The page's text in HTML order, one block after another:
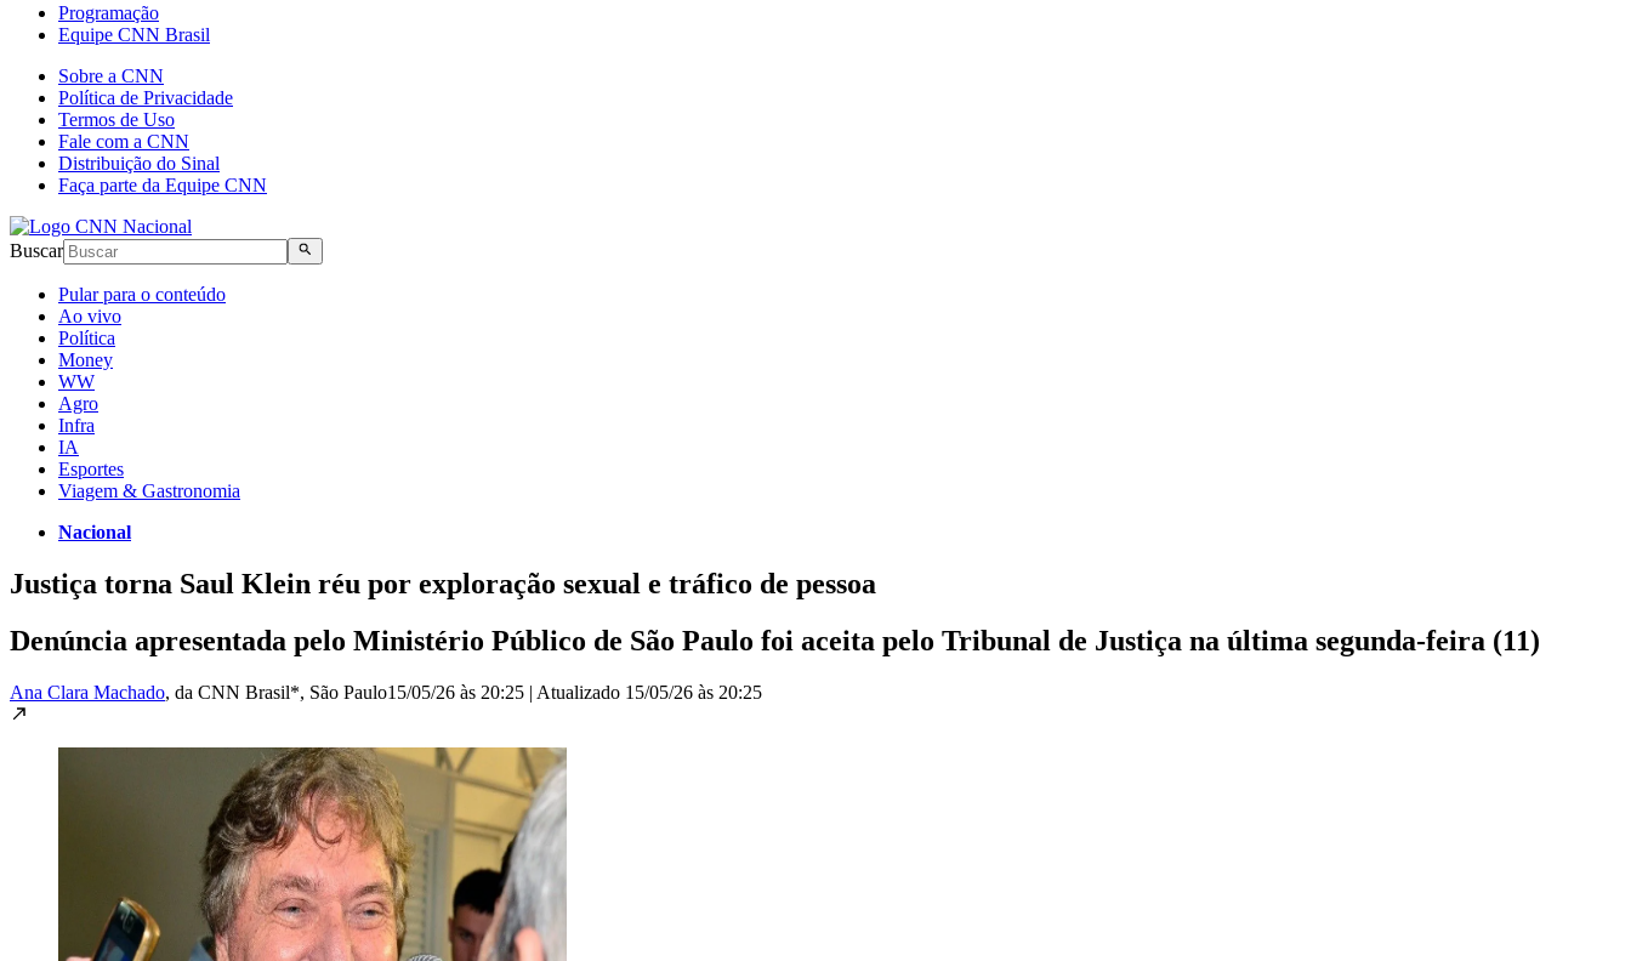
Programação
Equipe CNN Brasil
Sobre a CNN
Política de Privacidade
Termos de Uso
Fale com a CNN
Distribuição do Sinal
Faça parte da Equipe CNN
Buscar
Pular para o conteúdo
Ao vivo
Política
Money
WW
Agro
Infra
IA
Esportes
Viagem & Gastronomia
Nacional
Justiça torna Saul Klein réu por exploração sexual e tráfico de pessoa
Denúncia apresentada pelo Ministério Público de São Paulo foi aceita pelo Tribunal de Justiça na última segunda-feira (11)
Ana Clara Machado, da CNN Brasil*, São Paulo15/05/26 às 20:25 | Atualizado 15/05/26 às 20:25